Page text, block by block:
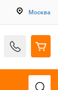
Москва